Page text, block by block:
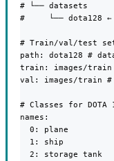
# └── datasets
#     └── dota128 ←
# Train/val/test
path: dota128 #
train: images/
val: images/train
# Classes for DOTA
names:
  0: plane
  1: ship
  2: storage tank